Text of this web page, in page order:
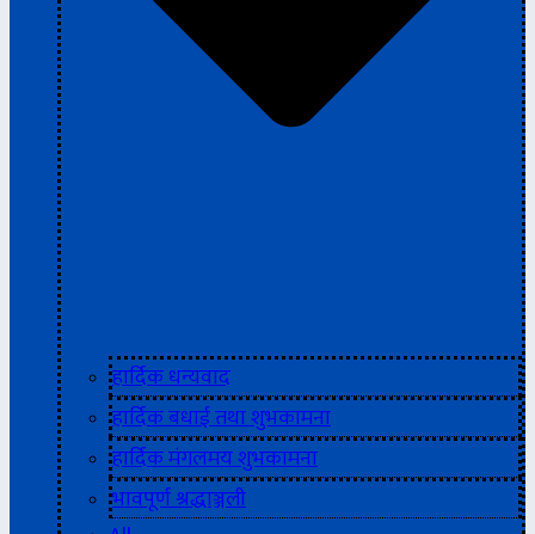
हार्दिक धन्यवाद
हार्दिक बधाई तथा शुभकामना
हार्दिक मंगलमय शुभकामना
भावपूर्ण श्रद्धाञ्जली